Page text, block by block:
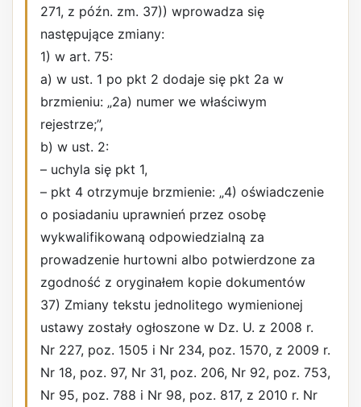
271, z późn. zm. 37)) wprowadza się
następujące zmiany:
1) w art. 75:
a) w ust. 1 po pkt 2 dodaje się pkt 2a w
brzmieniu: „2a) numer we właściwym
rejestrze;”,
b) w ust. 2:
– uchyla się pkt 1,
– pkt 4 otrzymuje brzmienie: „4) oświadczenie
o posiadaniu uprawnień przez osobę
wykwalifikowaną odpowiedzialną za
prowadzenie hurtowni albo potwierdzone za
zgodność z oryginałem kopie dokumentów
37) Zmiany tekstu jednolitego wymienionej
ustawy zostały ogłoszone w Dz. U. z 2008 r.
Nr 227, poz. 1505 i Nr 234, poz. 1570, z 2009 r.
Nr 18, poz. 97, Nr 31, poz. 206, Nr 92, poz. 753,
Nr 95, poz. 788 i Nr 98, poz. 817, z 2010 r. Nr